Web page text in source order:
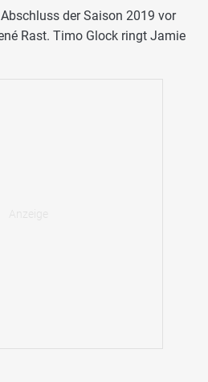
der Saison 2019 vor
Rast. Timo Glock ringt Jamie